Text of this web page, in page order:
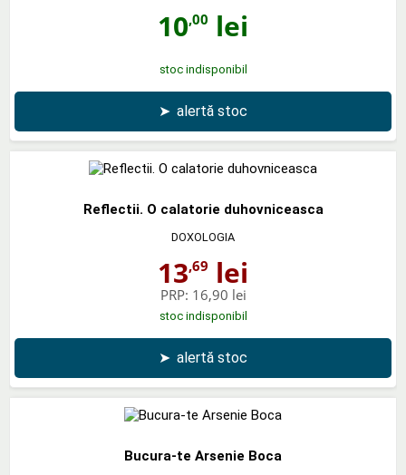
10,00 lei
stoc indisponibil
➤ alertă stoc
Reflectii. O calatorie duhovniceasca
DOXOLOGIA
13,69 lei
PRP: 16,90 lei
stoc indisponibil
➤ alertă stoc
Bucura-te Arsenie Boca